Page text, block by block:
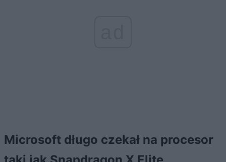
Microsoft długo czekał na procesor